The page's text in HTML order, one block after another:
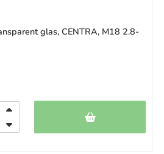
glas, CENTRA, M18 2.8-